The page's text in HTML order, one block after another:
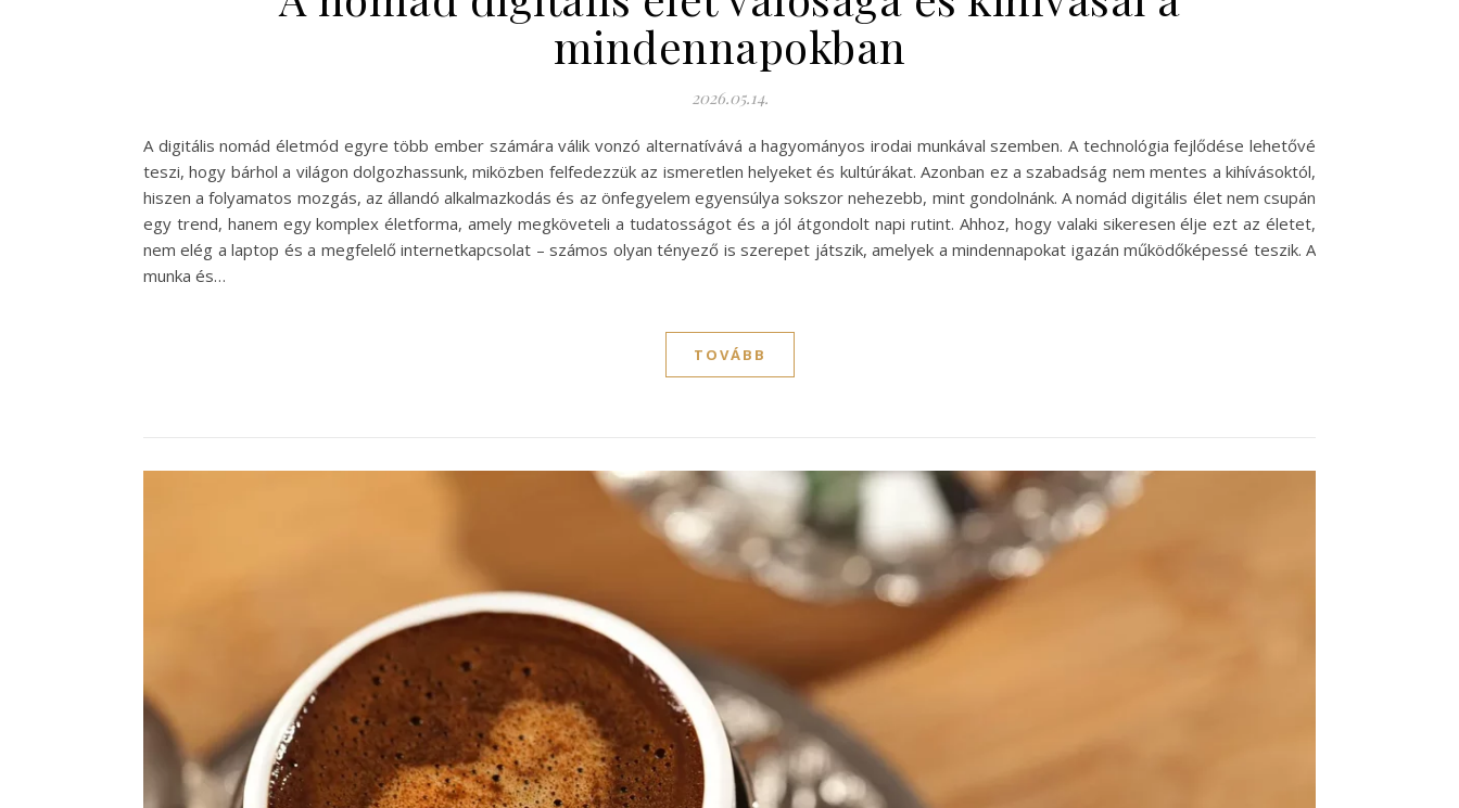
mindennapokban
2026.05.14.
A digitális nomád életmód egyre több ember számára válik vonzó alternatívává a hagyományos irodai munkával szemben. A technológia fejlődése lehetővé
teszi, hogy bárhol a világon dolgozhassunk, miközben felfedezzük az ismeretlen helyeket és kultúrákat. Azonban ez a szabadság nem mentes a kihívásoktól,
hiszen a folyamatos mozgás, az állandó alkalmazkodás és az önfegyelem egyensúlya sokszor nehezebb, mint gondolnánk. A nomád digitális élet nem csupán
egy trend, hanem egy komplex életforma, amely megköveteli a tudatosságot és a jól átgondolt napi rutint. Ahhoz, hogy valaki sikeresen élje ezt az életet,
nem elég a laptop és a megfelelő internetkapcsolat – számos olyan tényező is szerepet játszik, amelyek a mindennapokat igazán működőképessé teszik. A
munka és…
TOVÁBB